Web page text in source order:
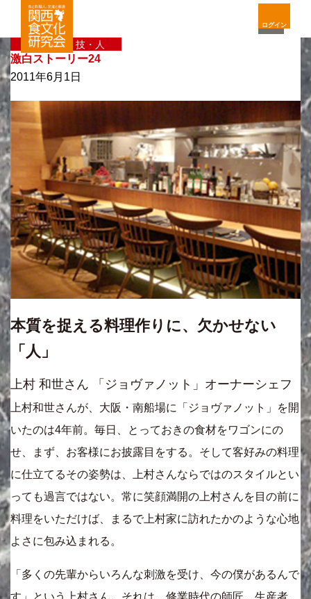
ログイン
〈新〉味・技・人
激白ストーリー24
2011年6月1日
本質を捉える料理作りに、欠かせない
「人」
上村 和世さん 「ジョヴァノット」オーナーシェフ
上村和世さんが、大阪・南船場に「ジョヴァノット」を開
いたのは4年前。毎日、とっておきの食材をワゴンにの
せ、まず、お客様にお披露目をする。そして客好みの料理
に仕立てるその姿勢は、上村さんならではのスタイルとい
っても過言ではない。常に笑顔満開の上村さんを目の前に
料理をいただけば、まるで上村家に訪れたかのような心地
よさに包み込まれる。
「多くの先輩からいろんな刺激を受け、今の僕があるんで
す」という上村さん。それは、修業時代の師匠、生産者、